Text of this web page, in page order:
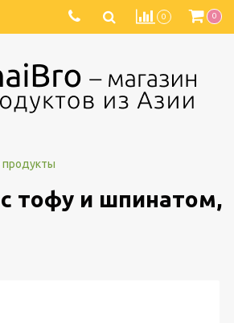
0 0
тофу и шпинатом,